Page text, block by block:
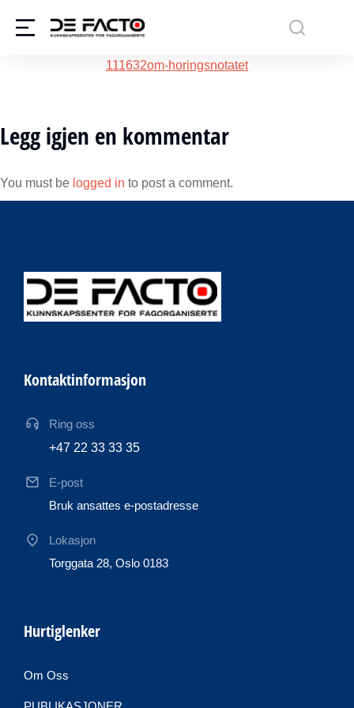
111632om-horingsnotatet
Legg igjen en kommentar
You must be logged in to post a comment.
Kontaktinformasjon
Ring oss
+47 22 33 33 35
E-post
Bruk ansattes e-postadresse
Lokasjon
Torggata 28, Oslo 0183
Hurtiglenker
Om Oss